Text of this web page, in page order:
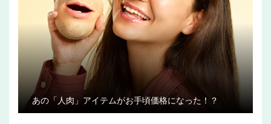
あの「人肉」アイテムがお手頃価格になった！？